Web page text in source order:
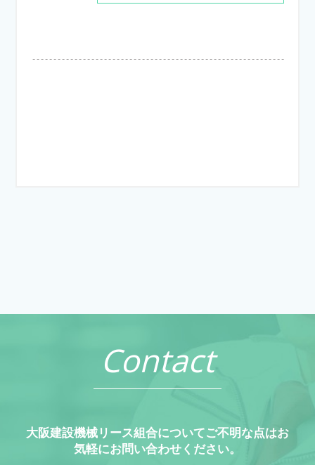
Contact
大阪建設機械リース組合についてご不明な点はお
気軽にお問い合わせください。